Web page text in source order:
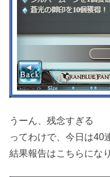
うーん、残念すぎる
ってわけで、今日は40
結果報告はこちらにな